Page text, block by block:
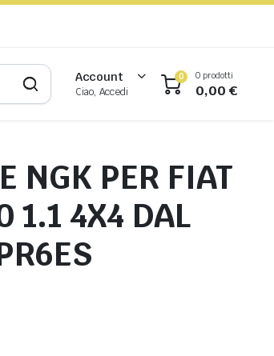
Account
Ciao, Accedi
0 0 prodotti
0,00€
NGK PER FIAT
1.1 4X4 DAL